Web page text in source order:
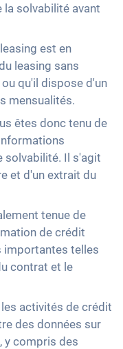
la solvabilité avant
est en
leasing sans
qu'il dispose d'un
mensualités.
êtes donc tenu de
solvabilité. Il s'agit
et d'un extrait du
tenue de
de crédit
importantes telles
contrat et le
activités de crédit
des données sur
y compris des